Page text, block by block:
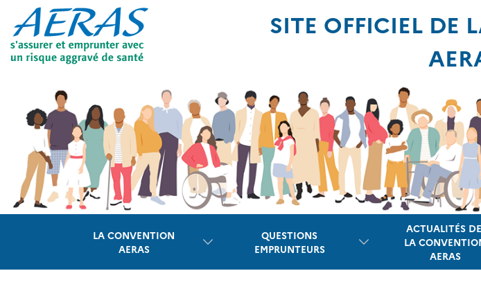
Panneau de gestion des cookies
SITE OFFICIEL DE
LA CONVENTION
AERAS
QUESTIONS
EMPRUNTEURS
ACTUALITÉS DE
LA
AERAS